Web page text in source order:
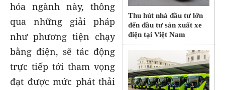
Thu hút nhà đầu tư lớn
đến đầu tư sản xuất xe
điện tại Việt Nam
hóa ngành này, thông
qua những giải pháp
như phương tiện chạy
bằng điện, sẽ tác động
trực tiếp tới tham vọng
đạt được mức phát thải